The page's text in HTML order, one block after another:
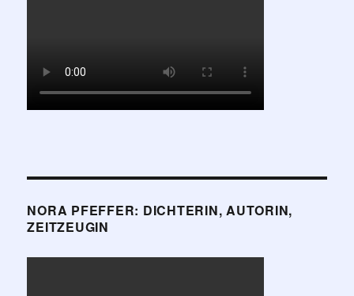
NORA PFEFFER: DICHTERIN, AUTORIN,
ZEITZEUGIN